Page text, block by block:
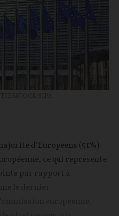
d’Européens (51%)
ce qui représente